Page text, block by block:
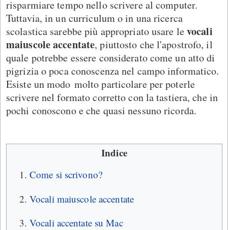
risparmiare tempo nello scrivere al computer.
Tuttavia, in un curriculum o in una ricerca
scolastica sarebbe più appropriato usare levocali
maiuscole accentate, piuttosto che l'apostrofo, il
quale potrebbe essere considerato come un atto di
pigrizia o poca conoscenza nel campo informatico.
Esiste un modo molto particolare per poterle
scrivere nel formato corretto con la tastiera, che in
pochi conoscono e che quasi nessuno ricorda.
Indice
Come si scrivono?
Vocali maiuscole accentate
Vocali accentate su Mac